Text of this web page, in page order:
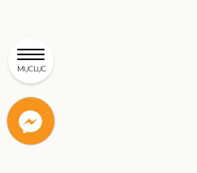
MỤC LỤC